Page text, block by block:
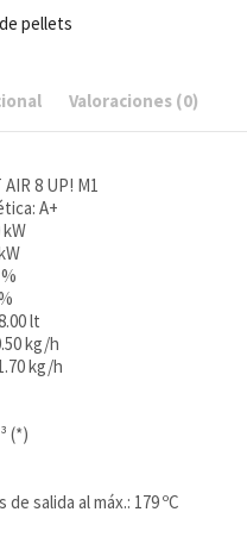
pellets
Valoraciones (0)
8 UP! M1
A+
lt
kg/h
kg/h
(*)
salida al máx.: 179 ºC